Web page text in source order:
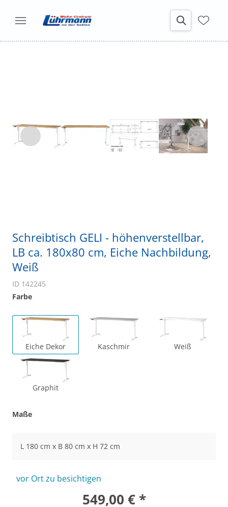
Schreibtisch GELI - höhenverstellbar,
LB ca. 180x80 cm, Eiche Nachbildung,
Weiß
ID 142245
Farbe
Eiche Dekor Kaschmir Weiß
Graphit
Maße
L 180 cm x B 80 cm x H 72 cm
vor Ort zu besichtigen
549,00 € *